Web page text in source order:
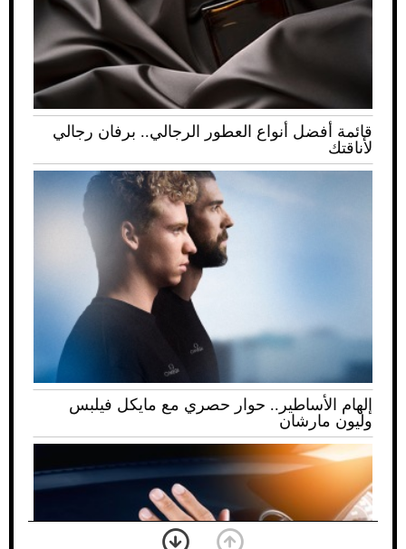
قائمة أفضل أنواع العطور الرجالي.. برفان رجالي
لأناقتك
إلهام الأساطير.. حوار حصري مع مايكل فيلبس
وليون مارشان